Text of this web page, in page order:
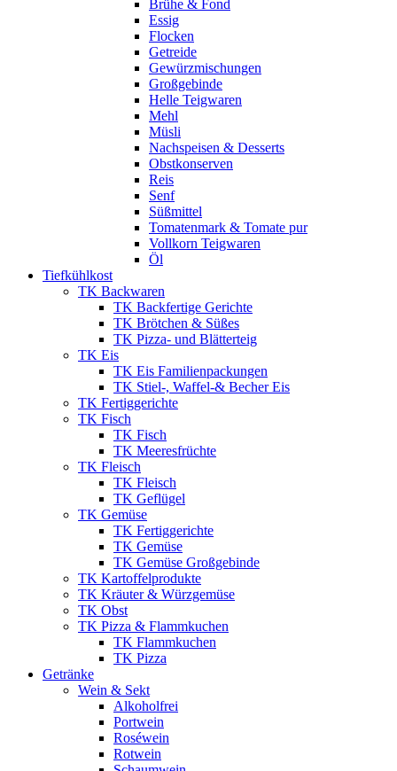
Brühe & Fond
Essig
Flocken
Getreide
Gewürzmischungen
Großgebinde
Helle Teigwaren
Mehl
Müsli
Nachspeisen & Desserts
Obstkonserven
Reis
Senf
Süßmittel
Tomatenmark & Tomate pur
Vollkorn Teigwaren
Öl
Tiefkühlkost
TK Backwaren
TK Backfertige Gerichte
TK Brötchen & Süßes
TK Pizza- und Blätterteig
TK Eis
TK Eis Familienpackungen
TK Stiel-, Waffel-& Becher Eis
TK Fertiggerichte
TK Fisch
TK Fisch
TK Meeresfrüchte
TK Fleisch
TK Fleisch
TK Geflügel
TK Gemüse
TK Fertiggerichte
TK Gemüse
TK Gemüse Großgebinde
TK Kartoffelprodukte
TK Kräuter & Würzgemüse
TK Obst
TK Pizza & Flammkuchen
TK Flammkuchen
TK Pizza
Getränke
Wein & Sekt
Alkoholfrei
Portwein
Roséwein
Rotwein